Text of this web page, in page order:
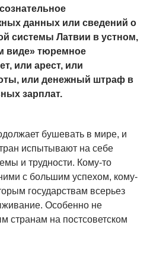
данных или сведений о
системы Латвии в устном,
виде» тюремное
или арест, или
или денежный штраф в
зарплат.
бушевать в мире, и
испытывают на себе
и трудности. Кому-то
с большим успехом, кому-
государствам всерьез
Особенно не
странам на постсоветском